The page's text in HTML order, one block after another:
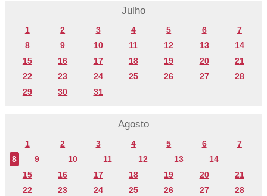
Julho
1 2 3 4 5 6
7
8
9 10 11 12 13
14
15
16 17 18 19 20
21
22
23 24 25 26 27
28
29
30 31
Agosto
1 2 3 4 5 6
7
8
9 10 11 12 13
14
15
16 17 18 19 20
21
22
23 24 25 26 27
28